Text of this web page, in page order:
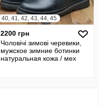
40, 41, 42, 43, 44, 45
2200 грн
Чоловічі зимові черевики,
мужское зимние ботинки
натуральная кожа / мех